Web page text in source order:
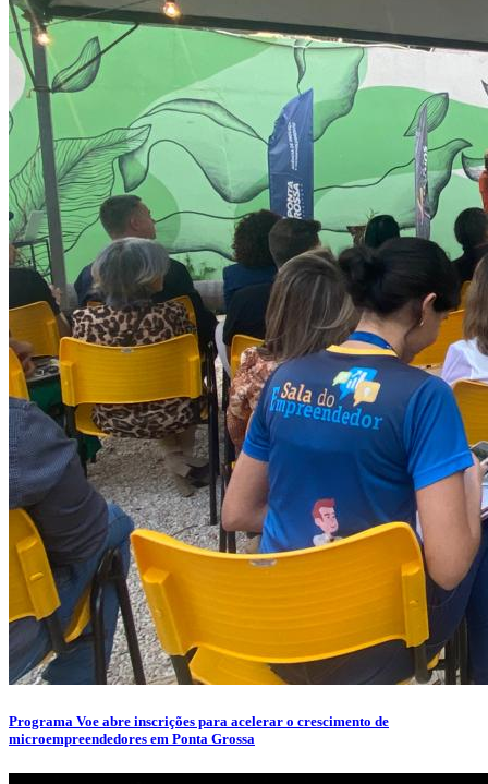
Programa Voe abre inscrições para acelerar o crescimento de
microempreendedores em Ponta Grossa